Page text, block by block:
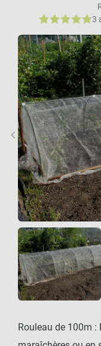
3
Précédent
keyboard_arrow_left
Rouleau de 100m